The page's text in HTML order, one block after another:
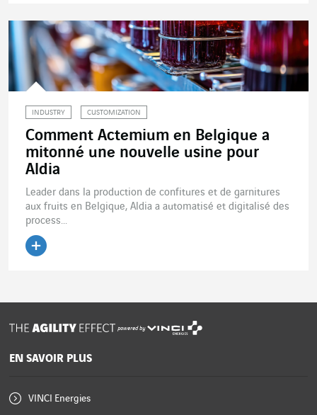
INDUSTRY CUSTOMIZATION
Comment Actemium en Belgique a
mitonné une nouvelle usine pour
Aldia
Leader dans la production de confitures et de garnitures
aux fruits en Belgique, Aldia a automatisé et digitalisé des
process...
powered by
EN SAVOIR PLUS
VINCI Energies